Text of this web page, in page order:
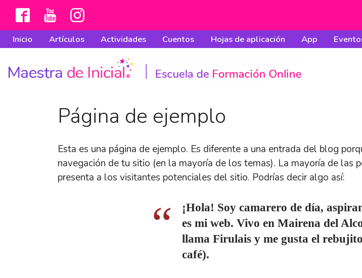
Inicio
Artículos Actividades Cuentos Hojas de aplicación App
Página de ejemplo
Esta es una página de ejemplo. Es diferente a una entrada del blog
navegación de tu sitio (en la mayoría de los temas). La mayoría de las
presenta a los visitantes potenciales del sitio. Podrías decir algo así:
¡Hola! Soy camarero de día,
es mi web. Vivo en Mairena del
llama Firulais y me gusta el
café).